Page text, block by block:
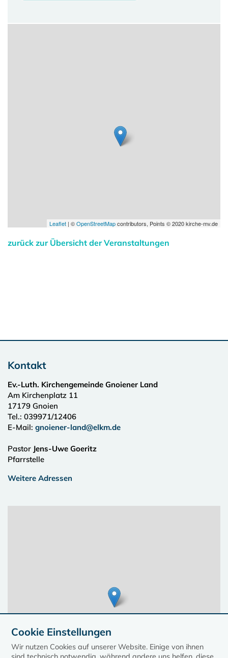
Leaflet | ©OpenStreetMapcontributors, Points © 2020 kirche-mv.de
zurück zur Übersicht der Veranstaltungen
Kontakt
Ev.-Luth. Kirchengemeinde Gnoiener Land
Am Kirchenplatz 11
17179 Gnoien
Tel.: 039971/12406
E-Mail: gnoiener-land@elkm.de
Pastor Jens-Uwe Goeritz
Pfarrstelle
Weitere Adressen
Cookie Einstellungen
Wir nutzen Cookies auf unserer Website. Einige von ihnen